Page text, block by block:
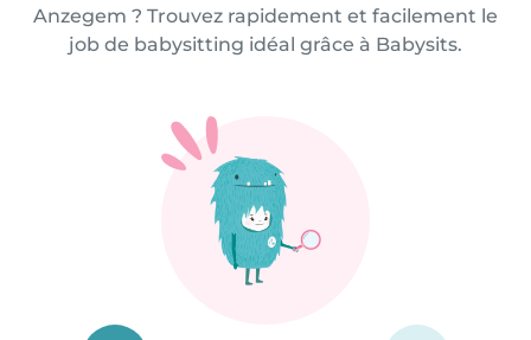
Anzegem ? Trouvez rapidement et facilement le
job de babysitting idéal grâce à Babysits.